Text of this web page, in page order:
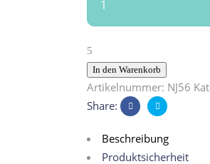
Beruf
Psychiater
aus
Kindermunde
quantity
In den Warenkorb
Artikelnummer: NJ56
Share:
Beschreibung
Produktsicherheit